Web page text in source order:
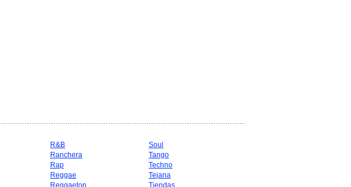
R&B
Ranchera
Rap
Reggae
Reggaeton
Soul
Tango
Techno
Tejana
Tiendas